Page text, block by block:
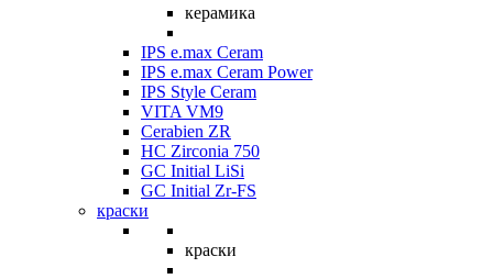
керамика
IPS e.max Ceram
IPS e.max Ceram Power
IPS Style Ceram
VITA VM9
Cerabien ZR
HC Zirconia 750
GC Initial LiSi
GC Initial Zr-FS
краски
краски